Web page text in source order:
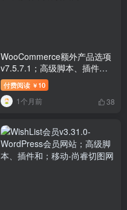
WooCommerce额外产品选项
v7.5.7.1；高级脚本、插件
和；移动
付费阅读 ￥ 10
1个月前 38